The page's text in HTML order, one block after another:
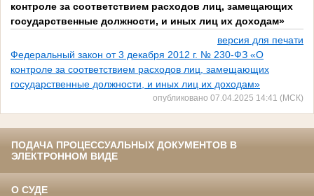
контроле за соответствием расходов лиц, замещающих
государственные должности, и иных лиц их доходам»
версия для печати
Федеральный закон от 3 декабря 2012 г. № 230-ФЗ «О
контроле за соответствием расходов лиц, замещающих
государственные должности, и иных лиц их доходам»
опубликовано 07.04.2025 14:41 (МСК)
ПОДАЧА ПРОЦЕССУАЛЬНЫХ ДОКУМЕНТОВ В
ЭЛЕКТРОННОМ ВИДЕ
О СУДЕ